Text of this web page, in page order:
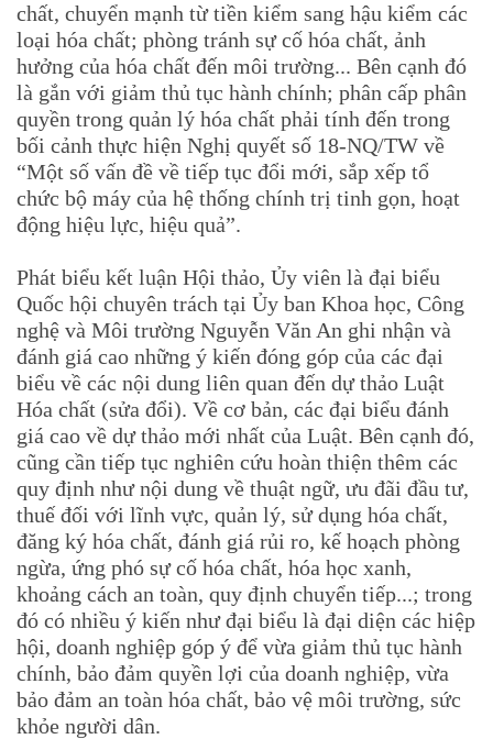
chất, chuyển mạnh từ tiền kiểm sang hậu kiểm các
loại hóa chất; phòng tránh sự cố hóa chất, ảnh
hưởng của hóa chất đến môi trường... Bên cạnh đó
là gắn với giảm thủ tục hành chính; phân cấp phân
quyền trong quản lý hóa chất phải tính đến trong
bối cảnh thực hiện Nghị quyết số 18-NQ/TW về
“Một số vấn đề về tiếp tục đổi mới, sắp xếp tổ
chức bộ máy của hệ thống chính trị tinh gọn, hoạt
động hiệu lực, hiệu quả”.
Phát biểu kết luận Hội thảo, Ủy viên là đại biểu
Quốc hội chuyên trách tại Ủy ban Khoa học, Công
nghệ và Môi trường Nguyễn Văn An ghi nhận và
đánh giá cao những ý kiến đóng góp của các đại
biểu về các nội dung liên quan đến dự thảo Luật
Hóa chất (sửa đổi). Về cơ bản, các đại biểu đánh
giá cao về dự thảo mới nhất của Luật. Bên cạnh đó,
cũng cần tiếp tục nghiên cứu hoàn thiện thêm các
quy định như nội dung về thuật ngữ, ưu đãi đầu tư,
thuế đối với lĩnh vực, quản lý, sử dụng hóa chất,
đăng ký hóa chất, đánh giá rủi ro, kế hoạch phòng
ngừa, ứng phó sự cố hóa chất, hóa học xanh,
khoảng cách an toàn, quy định chuyển tiếp...; trong
đó có nhiều ý kiến như đại biểu là đại diện các hiệp
hội, doanh nghiệp góp ý để vừa giảm thủ tục hành
chính, bảo đảm quyền lợi của doanh nghiệp, vừa
bảo đảm an toàn hóa chất, bảo vệ môi trường, sức
khỏe người dân.